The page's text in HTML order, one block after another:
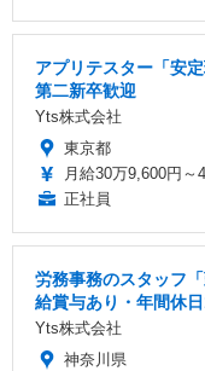
アプリテスター「安
第二新卒歓迎
Yts株式会社
東京都
月給30万9,600円～
正社員
労務事務のスタッフ
給賞与あり・年間休
Yts株式会社
神奈川県